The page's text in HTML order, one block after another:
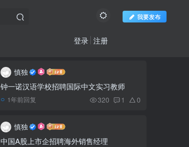
我要发布
登录 注册
1 柬埔寨国王西哈莫尼就东
航失事致电慰问
云人物刘大卫等人犯罪线索
慎独
钟一诺汉语学校招聘国际中文实习教师
1年前回复 320 1 0
慎独
中国A股上市企招聘海外销售经理